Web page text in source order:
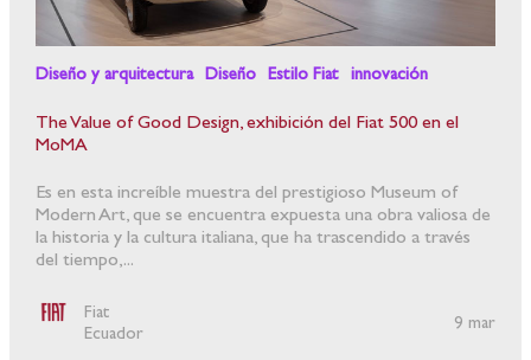
Diseño y arquitectura Diseño Estilo Fiat innovación
The Value of Good Design, exhibición del Fiat 500 en el
MoMA
Es en esta increíble muestra del prestigioso Museum of
Modern Art, que se encuentra expuesta una obra valiosa de
la historia y la cultura italiana, que ha trascendido a través
del tiempo,...
Fiat
Ecuador
9 mar